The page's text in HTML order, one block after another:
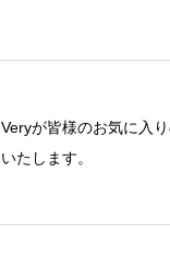
Veryが皆様のお気に入
いたします。